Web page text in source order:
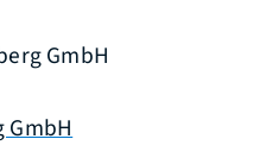
GmbH
GmbH